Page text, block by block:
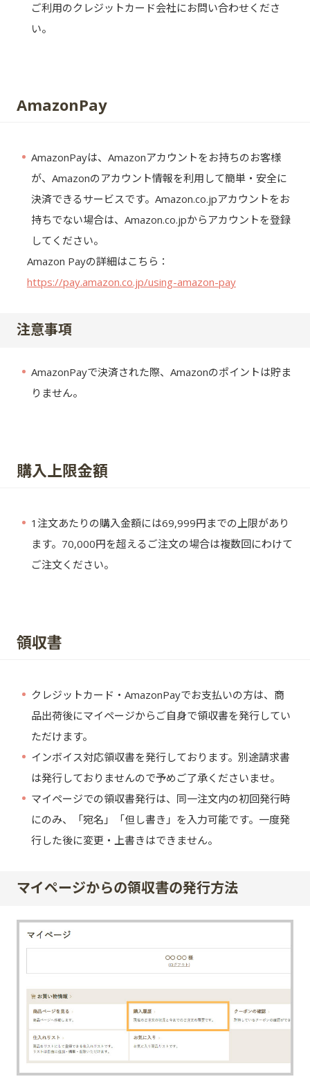
ご利用のクレジットカード会社にお問い合わせくださ
い。
AmazonPay
・ AmazonPayは、Amazonアカウントをお持ちのお客様
が、Amazonのアカウント情報を利用して簡単・安全に
決済できるサービスです。Amazon.co.jpアカウントをお
持ちでない場合は、Amazon.co.jpからアカウントを登録
してください。
Amazon Payの詳細はこちら：
https://pay.amazon.co.jp/using-amazon-pay
注意事項
・ AmazonPayで決済された際、Amazonのポイントは貯ま
りません。
購入上限金額
・ 1注文あたりの購入金額には69,999円までの上限があり
ます。70,000円を超えるご注文の場合は複数回にわけて
ご注文ください。
領収書
・ クレジットカード・AmazonPayでお支払いの方は、商
品出荷後にマイページからご自身で領収書を発行してい
ただけます。
・ インボイス対応領収書を発行しております。別途請求書
は発行しておりませんので予めご了承くださいませ。
・ マイページでの領収書発行は、同一注文内の初回発行時
にのみ、「宛名」「但し書き」を入力可能です。一度発
行した後に変更・上書きはできません。
マイページからの領収書の発行方法